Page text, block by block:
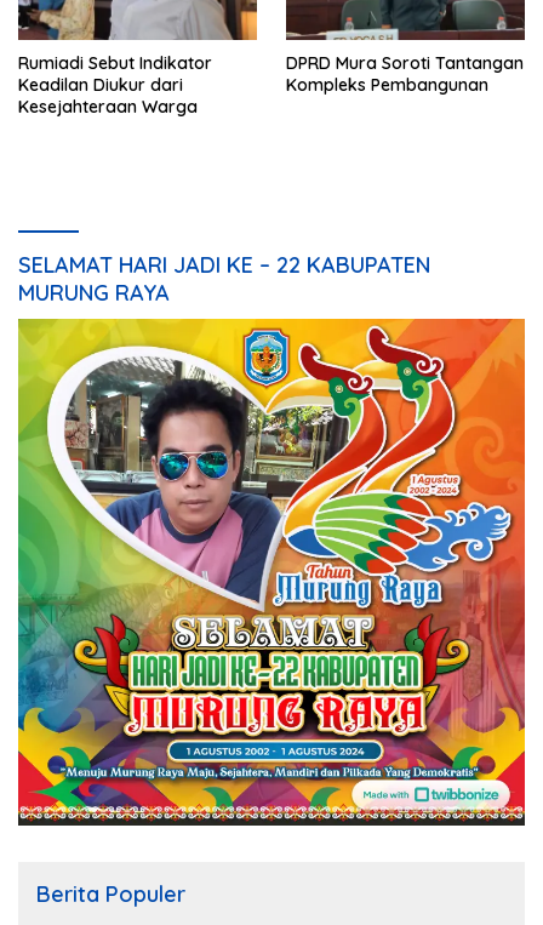
Rumiadi Sebut Indikator
Keadilan Diukur dari
Kesejahteraan Warga
DPRD Mura Soroti Tantangan
Kompleks Pembangunan
SELAMAT HARI JADI KE – 22 KABUPATEN
MURUNG RAYA
Berita Populer